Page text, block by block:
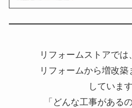
リフォームストアで
リフォームから増改
していま
「どんな工事がある